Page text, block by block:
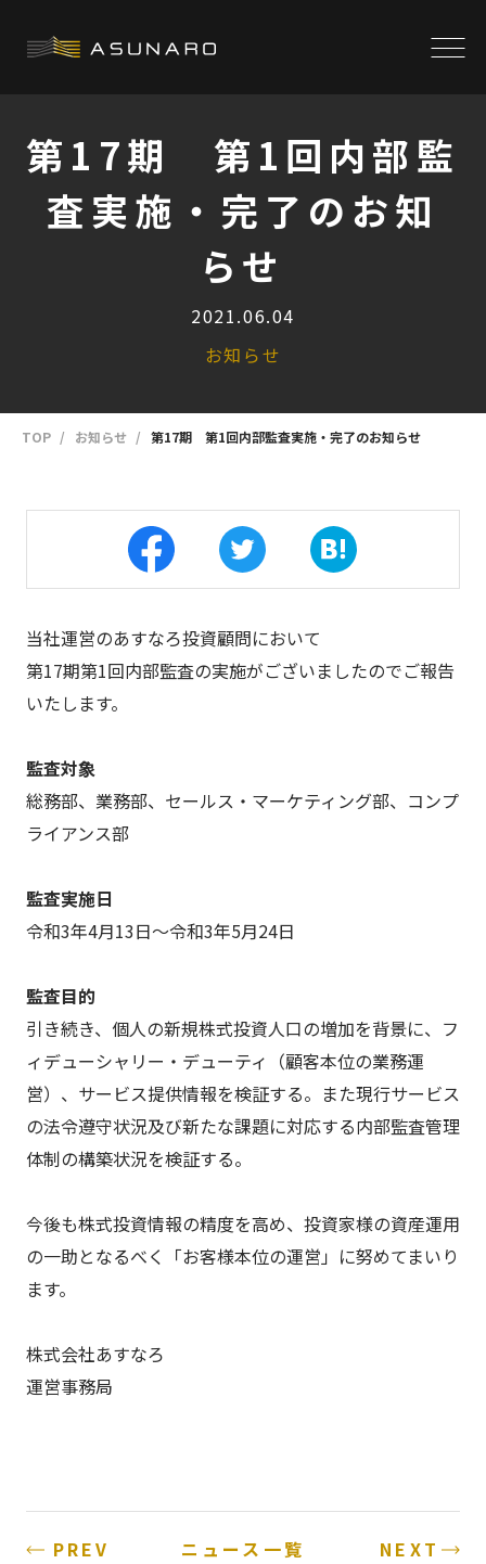
第17期 第1回内部監
査実施・完了のお知
らせ
2021.06.04
お知らせ
TOP お知らせ 第17期 第1回内部監査実施・完了のお知らせ
当社運営のあすなろ投資顧問において
第17期第1回内部監査の実施がございましたのでご報告
いたします。
監査対象
総務部、業務部、セールス・マーケティング部、コンプ
ライアンス部
監査実施日
令和3年4月13日～令和3年5月24日
監査目的
引き続き、個人の新規株式投資人口の増加を背景に、フ
ィデューシャリー・デューティ（顧客本位の業務運
営）、サービス提供情報を検証する。また現行サービス
の法令遵守状況及び新たな課題に対応する内部監査管理
体制の構築状況を検証する。
今後も株式投資情報の精度を高め、投資家様の資産運用
の一助となるべく「お客様本位の運営」に努めてまいり
ます。
株式会社あすなろ
運営事務局
PREV NEXT
ニュース一覧